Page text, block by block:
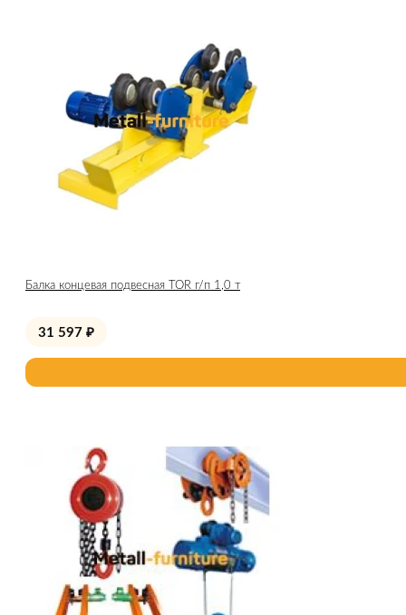
Балка концевая подвесная TOR г/п 1,0 т
31 597 ₽